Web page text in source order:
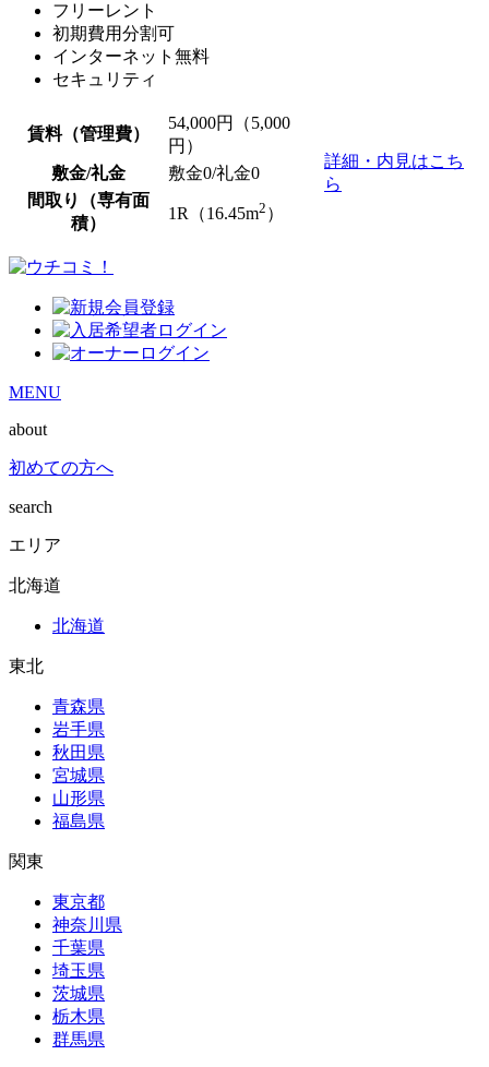
フリーレント
初期費用分割可
インターネット無料
セキュリティ
賃料（管理費）
54,000円（5,000
円）
詳細・内見はこち
ら
敷金/礼金 敷金0/礼金0
間取り（専有面
積）
1R（16.45m2 ）
MENU
about
初めての方へ
search
エリア
北海道
北海道
東北
青森県
岩手県
秋田県
宮城県
山形県
福島県
関東
東京都
神奈川県
千葉県
埼玉県
茨城県
栃木県
群馬県